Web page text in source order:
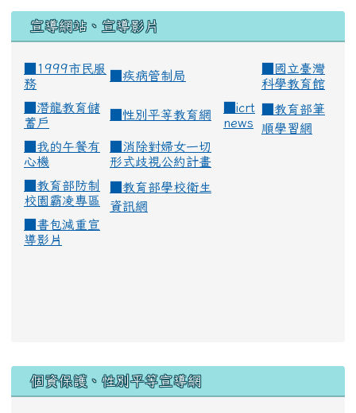
宣導網站、宣導影片
■1999市民服
務
疾病管制局
國立臺灣
科學教育館
潛龍教育儲
蓄戶
性別平等教育網
icrt
news
教育部筆
順學習網
我的午餐有
心機
消除對婦女一切
形式歧視公約計畫
教育部防制
校園霸凌專區
教育部學校衛生
資訊網
書包減重宣
導影片
個資保護、性別平等宣導網